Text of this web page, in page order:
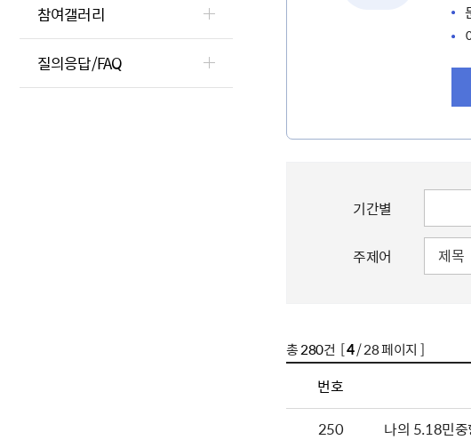
참여갤러리
질의응답/FAQ
기간별
주제어
총280건 [4/ 28 페이지 ]
번호
250
나의 5.18민중